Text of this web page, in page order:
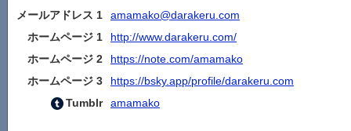
メールアドレス 1
amamako@darakeru.com
ホームページ 1
http://www.darakeru.com/
ホームページ 2
https://note.com/amamako
ホームページ 3
https://bsky.app/profile/darakeru.com
Tumblr
amamako